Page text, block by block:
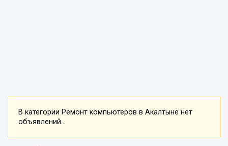
В категории Ремонт компьютеров в Акалтыне нет
объявлений...